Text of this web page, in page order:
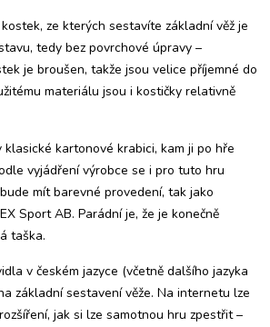
ze kterých sestavíte základní věž je
tedy bez povrchové úpravy –
je broušen, takže jsou velice příjemné do
materiálu jsou i kostičky relativně
klasické kartonové krabici, kam ji po hře
vyjádření výrobce se i pro tuto hru
mít barevné provedení, tak jako
Sport AB. Parádní je, že je konečně
taška.
v českém jazyce (včetně dalšího jazyka
základní sestavení věže. Na internetu lze
jak si lze samotnou hru zpestřit –